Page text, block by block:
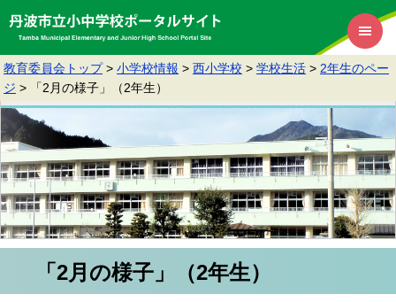
教育委員会トップ > 小学校情報 > 西小学校 > 学校生活 > 2年生のペー
ジ > 「2月の様子」（2年生）
「2月の様子」（2年生）